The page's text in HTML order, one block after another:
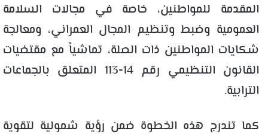
المقدمة للمواطنين، خاصة في مجالات السلامة
العمومية وضبط وتنظيم المجال العمراني، ومعالجة
شكايات المواطنين ذات الصلة، تماشياً مع مقتضيات
القانون التنظيمي رقم 14-113 المتعلق بالجماعات
الترابية.
كما تندرج هذه الخطوة ضمن رؤية شمولية لتقوية